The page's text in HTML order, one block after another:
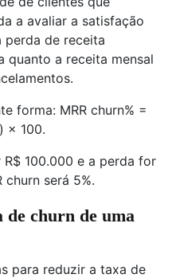
a avaliar a satisfação
perda de receita
quanto a receita mensal
forma: MRR churn% =
× 100.
R$ 100.000 e a perda for
churn será 5%.
churn de uma
para reduzir a taxa de